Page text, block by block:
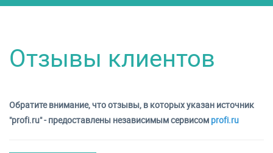
Отзывы клиентов
Обратите внимание, что отзывы, в которых указан источник
"profi.ru" - предоставлены независимым сервисом profi.ru